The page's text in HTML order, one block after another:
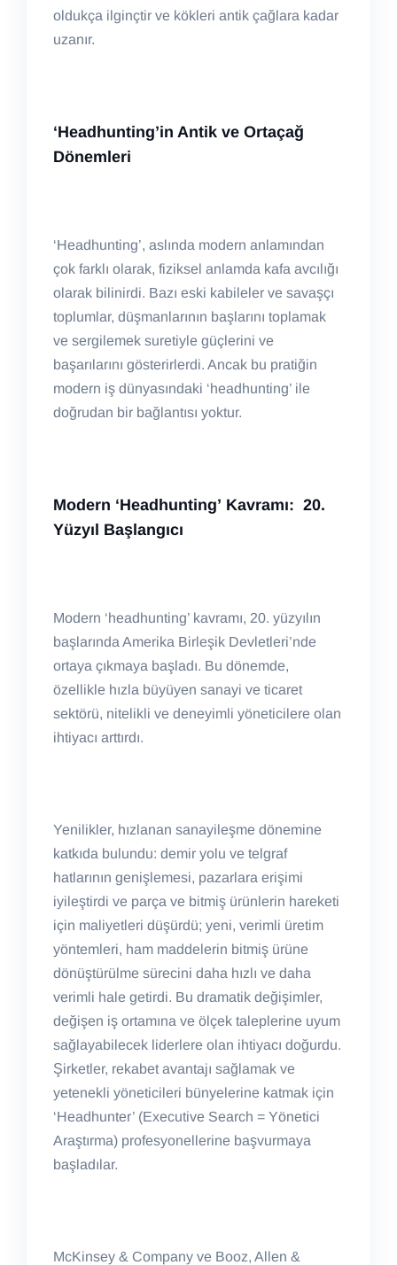
oldukça ilginçtir ve kökleri antik çağlara kadar
uzanır.
‘Headhunting’in Antik ve Ortaçağ
Dönemleri
‘Headhunting’, aslında modern anlamından
çok farklı olarak, fiziksel anlamda kafa avcılığı
olarak bilinirdi. Bazı eski kabileler ve savaşçı
toplumlar, düşmanlarının başlarını toplamak
ve sergilemek suretiyle güçlerini ve
başarılarını gösterirlerdi. Ancak bu pratiğin
modern iş dünyasındaki ‘headhunting’ ile
doğrudan bir bağlantısı yoktur.
Modern ‘Headhunting’ Kavramı: 20.
Yüzyıl Başlangıcı
Modern ‘headhunting’ kavramı, 20. yüzyılın
başlarında Amerika Birleşik Devletleri’nde
ortaya çıkmaya başladı. Bu dönemde,
özellikle hızla büyüyen sanayi ve ticaret
sektörü, nitelikli ve deneyimli yöneticilere olan
ihtiyacı arttırdı.
Yenilikler, hızlanan sanayileşme dönemine
katkıda bulundu: demir yolu ve telgraf
hatlarının genişlemesi, pazarlara erişimi
iyileştirdi ve parça ve bitmiş ürünlerin hareketi
için maliyetleri düşürdü; yeni, verimli üretim
yöntemleri, ham maddelerin bitmiş ürüne
dönüştürülme sürecini daha hızlı ve daha
verimli hale getirdi. Bu dramatik değişimler,
değişen iş ortamına ve ölçek taleplerine uyum
sağlayabilecek liderlere olan ihtiyacı doğurdu.
Şirketler, rekabet avantajı sağlamak ve
yetenekli yöneticileri bünyelerine katmak için
‘Headhunter’ (Executive Search = Yönetici
Araştırma) profesyonellerine başvurmaya
başladılar.
McKinsey & Company ve Booz, Allen &